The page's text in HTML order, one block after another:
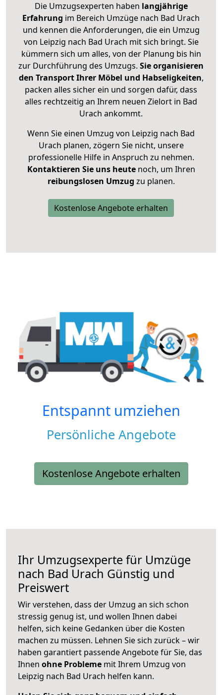
Die Umzugsexperten haben langjährige
Erfahrung im Bereich Umzüge nach Bad Urach
und kennen die Anforderungen, die ein Umzug
von Leipzig nach Bad Urach mit sich bringt. Sie
kümmern sich um alles, von der Planung bis hin
zur Durchführung des Umzugs. Sie organisieren
den Transport Ihrer Möbel und Habseligkeiten,
packen alles sicher ein und sorgen dafür, dass
alles rechtzeitig an Ihrem neuen Zielort in Bad
Urach ankommt.
Wenn Sie einen Umzug von Leipzig nach Bad
Urach planen, zögern Sie nicht, unsere
professionelle Hilfe in Anspruch zu nehmen.
Kontaktieren Sie uns heutenoch, um Ihren
reibungslosen Umzug zu planen.
Kostenlose Angebote erhalten
Entspannt umziehen
Persönliche Angebote
Kostenlose Angebote erhalten
Ihr Umzugsexperte für Umzüge
nach Bad Urach Günstig und
Preiswert
Wir verstehen, dass der Umzug an sich schon
stressig genug ist, und wollen Ihnen dabei
helfen, sich keine Gedanken über die Kosten
machen zu müssen. Lehnen Sie sich zurück – wir
haben garantiert passende Angebote für Sie, das
Ihnen ohne Probleme mit Ihrem Umzug von
Leipzig nach Bad Urach helfen kann.